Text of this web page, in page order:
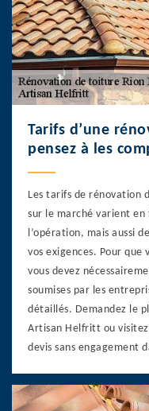
Tarifs d’une
pensez à les
Les tarifs de rénovation
sur le marché varient
l’opération, mais aussi
vos exigences. Pour
vous devez
soumises par les
détaillés. Demandez le
Artisan Helfritt ou
devis sans engagement